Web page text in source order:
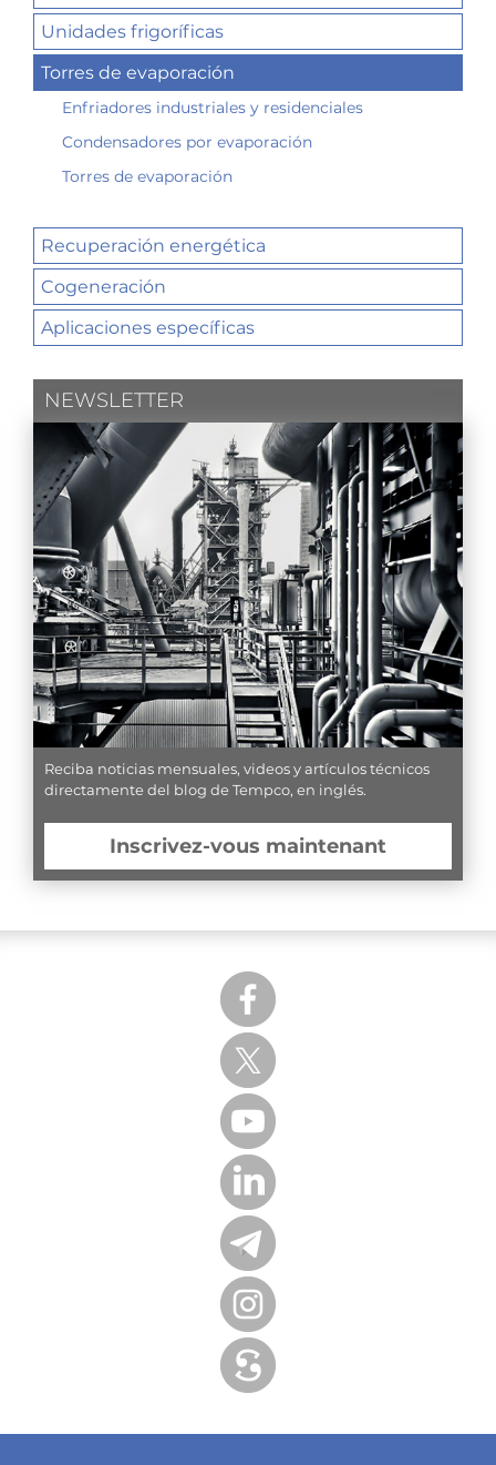
Unidades frigoríficas
Torres de evaporación
Enfriadores industriales y residenciales
Condensadores por evaporación
Torres de evaporación
Recuperación energética
Cogeneración
Aplicaciones específicas
NEWSLETTER
Reciba noticias mensuales, videos y artículos técnicos
directamente del blog de Tempco, en inglés.
Inscrivez-vous maintenant